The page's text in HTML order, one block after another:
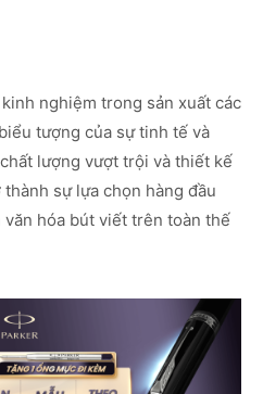
nghiệm trong sản xuất các
tượng của sự tinh tế và
lượng vượt trội và thiết kế
sự lựa chọn hàng đầu
hóa bút viết trên toàn thế